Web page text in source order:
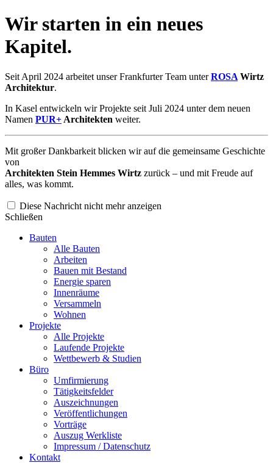
Wir starten in ein neues
Kapitel.
Seit April 2024 arbeitet unser Frankfurter Team unterROSA Wirtz
Architektur.
In Kasel entwickeln wir Projekte seit Juli 2024 unter dem neuen
Namen PUR+ Architekten weiter.
Mit großer Dankbarkeit blicken wir auf die gemeinsame Geschichte
von
Architekten Stein Hemmes Wirtz zurück – und mit Freude auf
alles, was kommt.
Diese Nachricht nicht mehr anzeigen
Schließen
Bauten
Alle Bauten
Arbeiten
Bauen mit Bestand
Energie sparen
Innenräume
Versammeln
Wohnen
Projekte
Alle Projekte
Laufende Projekte
Wettbewerb & Studien
Büro
Umfirmierung
Tätigkeitsfelder
Auszeichnungen
Veröffentlichungen
Vorträge
Auszug Werkliste
Impressum / Datenschutz
Kontakt